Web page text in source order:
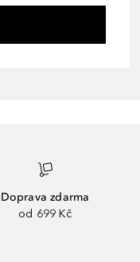
Doprava zdarma
od 699 Kč